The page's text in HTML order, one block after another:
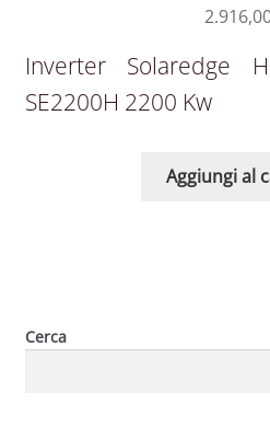
Inverter Solaredge
SE2200H 2200 Kw
Aggiungi al
Cerca